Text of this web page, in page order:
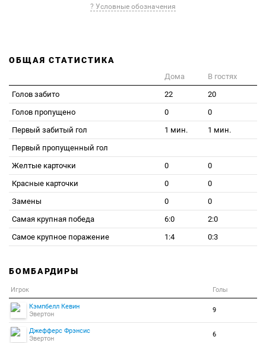
? Условные обозначения
ОБЩАЯ СТАТИСТИКА
Дома
В гостях
Голов забито
22
20
Голов пропущено
0
0
Первый забитый гол
1 мин.
1 мин.
Первый пропущенный гол
Желтые карточки
0
0
Красные карточки
0
0
Замены
0
0
Самая крупная победа
6:0
2:0
Самое крупное поражение
1:4 0:3
БОМБАРДИРЫ
Игрок Голы
Кэмпбелл Кевин
Эвертон
9
Джефферс Фрэнсис
Эвертон
6